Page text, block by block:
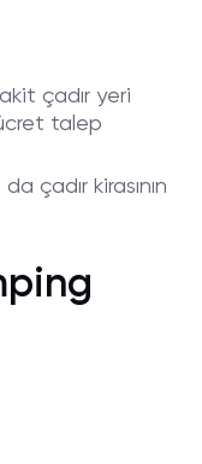
çadır yeri
talep
çadır kirasının